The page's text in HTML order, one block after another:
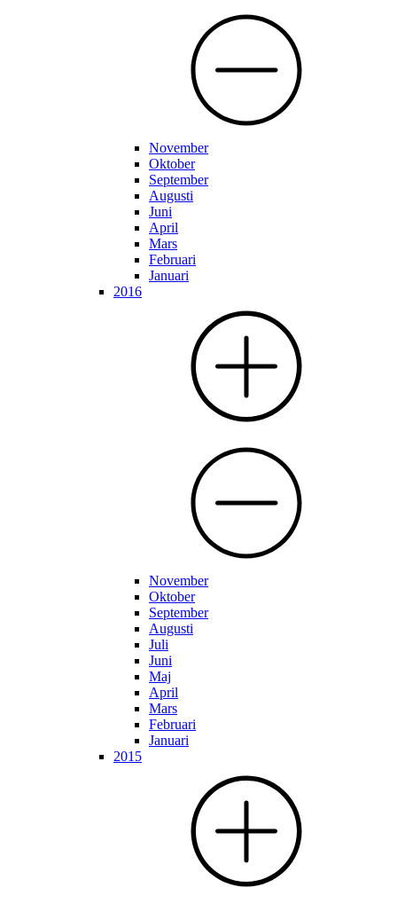
November
Oktober
September
Augusti
Juni
April
Mars
Februari
Januari
2016
November
Oktober
September
Augusti
Juli
Juni
Maj
April
Mars
Februari
Januari
2015